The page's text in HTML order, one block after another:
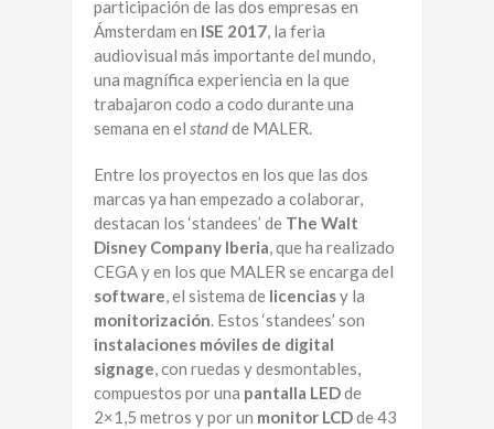
participación de las dos empresas en
Ámsterdam en ISE 2017, la feria
audiovisual más importante del mundo,
una magnífica experiencia en la que
trabajaron codo a codo durante una
semana en el standde MALER.
Entre los proyectos en los que las dos
marcas ya han empezado a colaborar,
destacan los ‘standees’ de The Walt
Disney Company Iberia, que ha realizado
CEGA y en los que MALER se encarga del
software, el sistema de licenciasy la
monitorización. Estos ‘standees’ son
instalaciones móviles de digital
signage, con ruedas y desmontables,
compuestos por una pantalla LEDde
2×1,5 metros y por un monitor LCDde 43